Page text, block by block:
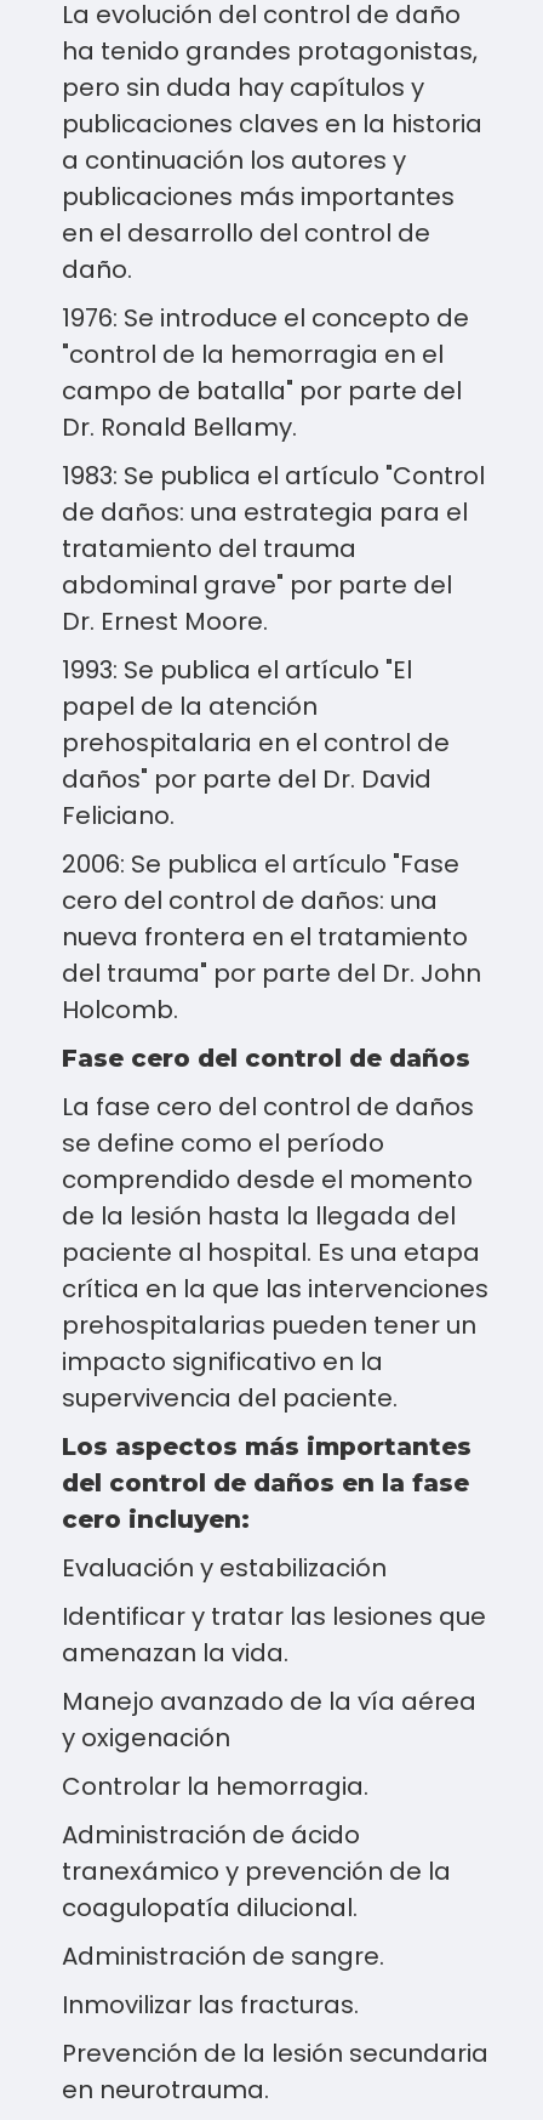
La evolución del control de daño
ha tenido grandes protagonistas,
pero sin duda hay capítulos y
publicaciones claves en la historia
a continuación los autores y
publicaciones más importantes
en el desarrollo del control de
daño.
1976: Se introduce el concepto de
"control de la hemorragia en el
campo de batalla" por parte del
Dr. Ronald Bellamy.
1983: Se publica el artículo "Control
de daños: una estrategia para el
tratamiento del trauma
abdominal grave" por parte del
Dr. Ernest Moore.
1993: Se publica el artículo "El
papel de la atención
prehospitalaria en el control de
daños" por parte del Dr. David
Feliciano.
2006: Se publica el artículo "Fase
cero del control de daños: una
nueva frontera en el tratamiento
del trauma" por parte del Dr. John
Holcomb.
Fase cero del control de daños
La fase cero del control de daños
se define como el período
comprendido desde el momento
de la lesión hasta la llegada del
paciente al hospital. Es una etapa
crítica en la que las intervenciones
prehospitalarias pueden tener un
impacto significativo en la
supervivencia del paciente.
Los aspectos más importantes
del control de daños en la fase
cero incluyen:
Evaluación y estabilización
Identificar y tratar las lesiones que
amenazan la vida.
Manejo avanzado de la vía aérea
y oxigenación
Controlar la hemorragia.
Administración de ácido
tranexámico y prevención de la
coagulopatía dilucional.
Administración de sangre.
Inmovilizar las fracturas.
Prevención de la lesión secundaria
en neurotrauma.